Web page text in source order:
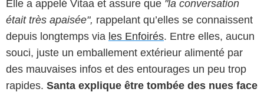
Elle a appelé Vitaa et assure que "la conversation
était très apaisée", rappelant qu’elles se connaissent
depuis longtemps via les Enfoirés. Entre elles, aucun
souci, juste un emballement extérieur alimenté par
des mauvaises infos et des entourages un peu trop
rapides. Santa explique être tombée des nues face